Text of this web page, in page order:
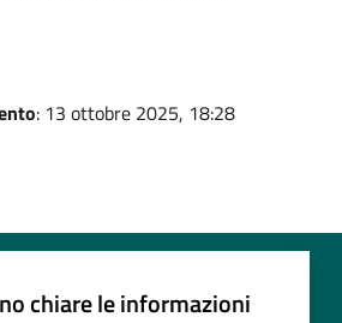
: 13 ottobre 2025, 18:28
chiare le informazioni